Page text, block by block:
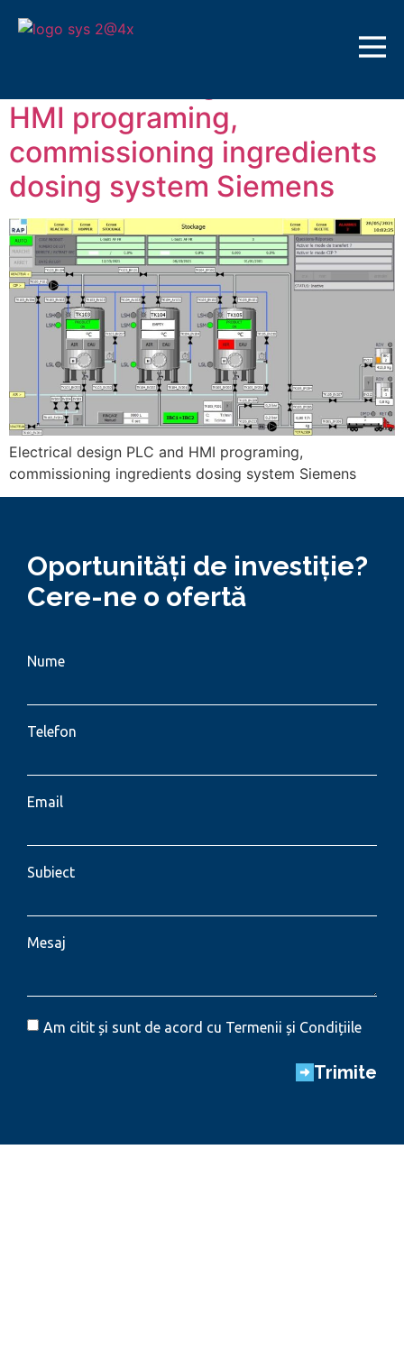
Etichetă:
HMI programing,
commissioning ingredients
dosing system Siemens
Electrical design PLC and HMI programing,
commissioning ingredients dosing system Siemens
Oportunități de investiție?
Cere-ne o ofertă
Nume
Telefon
Email
Subiect
Mesaj
Am citit și sunt de acord cu Termenii și Condițiile
Trimite